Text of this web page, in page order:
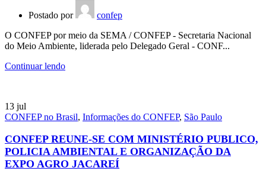
Postado por
confep
O CONFEP por meio da SEMA / CONFEP - Secretaria Nacional
do Meio Ambiente, liderada pelo Delegado Geral - CONF...
Continuar lendo
13 jul
CONFEP no Brasil, Informações do CONFEP, São Paulo
CONFEP REUNE-SE COM MINISTÉRIO PUBLICO,
POLICIA AMBIENTAL E ORGANIZAÇÃO DA
EXPO AGRO JACAREÍ